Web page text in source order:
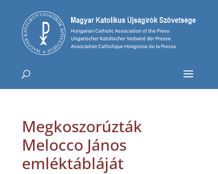
Megkoszorúzták
Melocco János
emléktábláját